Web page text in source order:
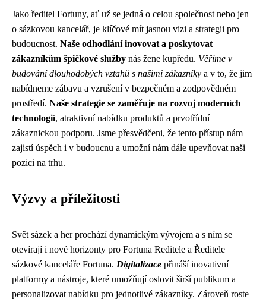
Jako ředitel Fortuny, ať už se jedná o celou společnost nebo jen
o sázkovou kancelář, je klíčové mít jasnou vizi a strategii pro
budoucnost. Naše odhodlání inovovat a poskytovat
zákazníkům špičkové služby nás žene kupředu. Věříme v
budování dlouhodobých vztahů s našimi zákazníky a v to, že jim
nabídneme zábavu a vzrušení v bezpečném a zodpovědném
prostředí. Naše strategie se zaměřuje na rozvoj moderních
technologií, atraktivní nabídku produktů a prvotřídní
zákaznickou podporu. Jsme přesvědčeni, že tento přístup nám
zajistí úspěch i v budoucnu a umožní nám dále upevňovat naši
pozici na trhu.
Výzvy a příležitosti
Svět sázek a her prochází dynamickým vývojem a s ním se
otevírají i nové horizonty pro Fortuna Reditele a Ředitele
sázkové kanceláře Fortuna. Digitalizace přináší inovativní
platformy a nástroje, které umožňují oslovit širší publikum a
personalizovat nabídku pro jednotlivé zákazníky. Zároveň roste